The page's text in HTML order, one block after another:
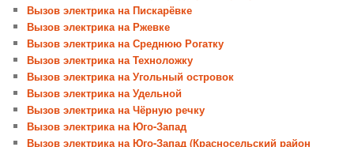
Вызов электрика на Пискарёвке
Вызов электрика на Ржевке
Вызов электрика на Среднюю Рогатку
Вызов электрика на Техноложку
Вызов электрика на Угольный островок
Вызов электрика на Удельной
Вызов электрика на Чёрную речку
Вызов электрика на Юго-Запад
Вызов электрика на Юго-Запад (Красносельский район